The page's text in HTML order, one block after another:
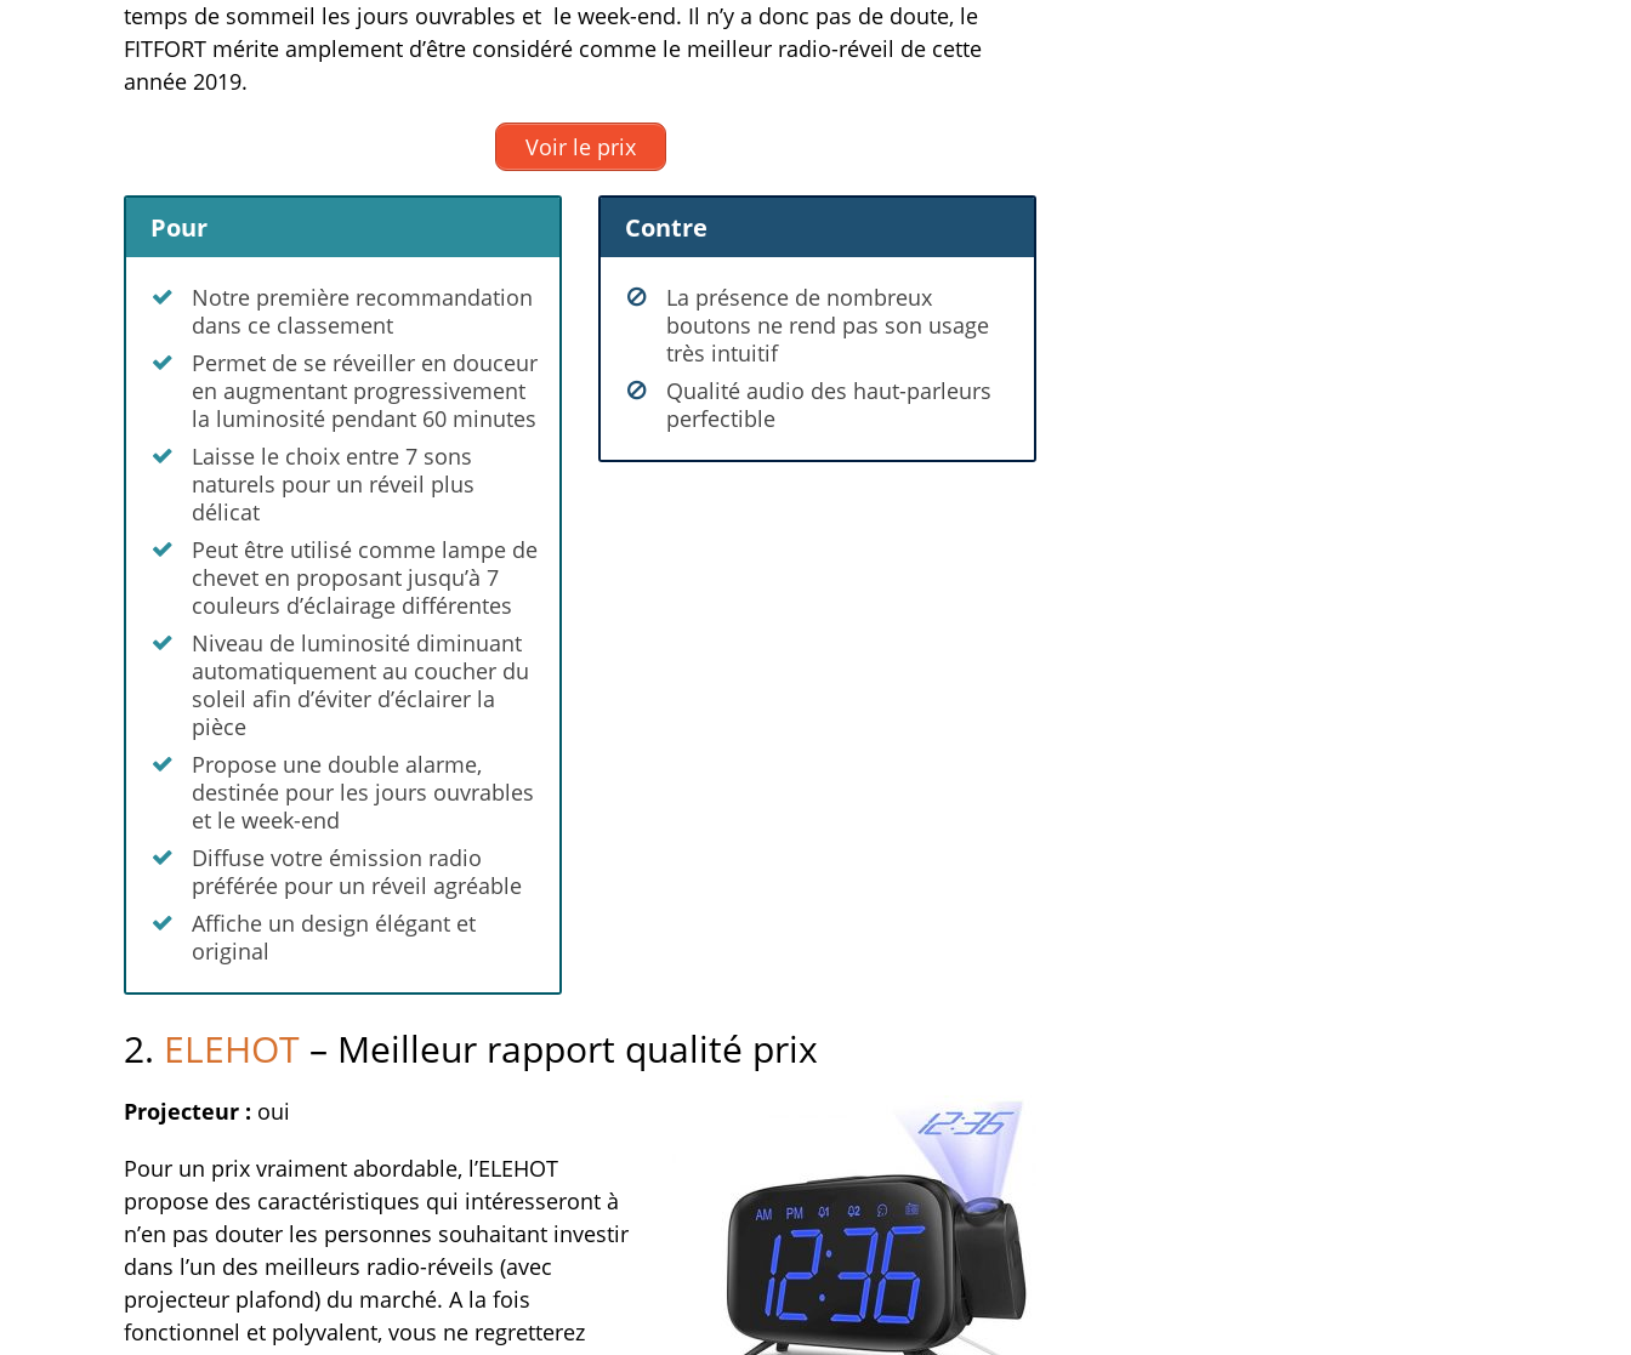
temps de sommeil les jours ouvrables et le week-end. Il n’y a donc pas de doute, le
FITFORT mérite amplement d’être considéré comme le meilleur radio-réveil de cette
année 2019.
Voir le prix
Pour
Notre première recommandation
dans ce classement
Permet de se réveiller en douceur
en augmentant progressivement
la luminosité pendant 60 minutes
Laisse le choix entre 7 sons
naturels pour un réveil plus
délicat
Peut être utilisé comme lampe de
chevet en proposant jusqu’à 7
couleurs d’éclairage différentes
Niveau de luminosité diminuant
automatiquement au coucher du
soleil afin d’éviter d’éclairer la
pièce
Propose une double alarme,
destinée pour les jours ouvrables
et le week-end
Diffuse votre émission radio
préférée pour un réveil agréable
Affiche un design élégant et
original
Contre
La présence de nombreux
boutons ne rend pas son usage
très intuitif
Qualité audio des haut-parleurs
perfectible
2. ELEHOT – Meilleur rapport qualité prix
Projecteur : oui
Pour un prix vraiment abordable, l’ELEHOT
propose des caractéristiques qui intéresseront à
n’en pas douter les personnes souhaitant investir
dans l’un des meilleurs radio-réveils (avec
projecteur plafond) du marché. A la fois
fonctionnel et polyvalent, vous ne regretterez